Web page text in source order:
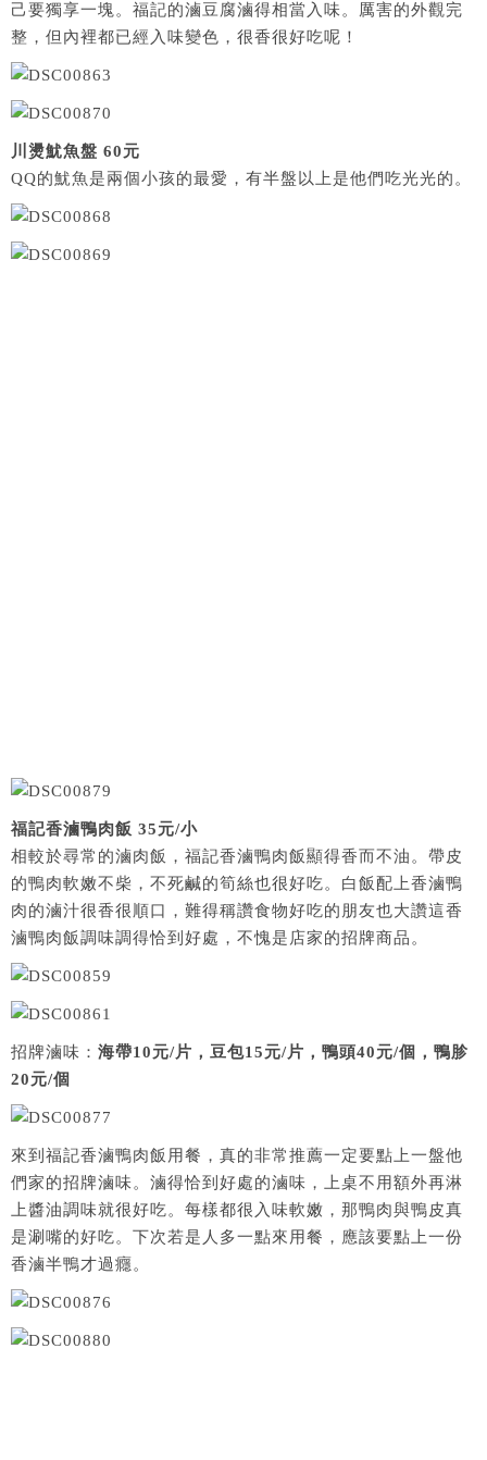
己要獨享一塊。福記的滷豆腐滷得相當入味。厲害的外觀完
整，但內裡都已經入味變色，很香很好吃呢！
川燙魷魚盤 60元
QQ的魷魚是兩個小孩的最愛，有半盤以上是他們吃光光的。
福記香滷鴨肉飯 35元/小
相較於尋常的滷肉飯，福記香滷鴨肉飯顯得香而不油。帶皮
的鴨肉軟嫩不柴，不死鹹的筍絲也很好吃。白飯配上香滷鴨
肉的滷汁很香很順口，難得稱讚食物好吃的朋友也大讚這香
滷鴨肉飯調味調得恰到好處，不愧是店家的招牌商品。
招牌滷味： 海帶10元/片，豆包15元/片，鴨頭40元/個，鴨胗
20元/個
來到福記香滷鴨肉飯用餐，真的非常推薦一定要點上一盤他
們家的招牌滷味。滷得恰到好處的滷味，上桌不用額外再淋
上醬油調味就很好吃。每樣都很入味軟嫩，那鴨肉與鴨皮真
是涮嘴的好吃。下次若是人多一點來用餐，應該要點上一份
香滷半鴨才過癮。